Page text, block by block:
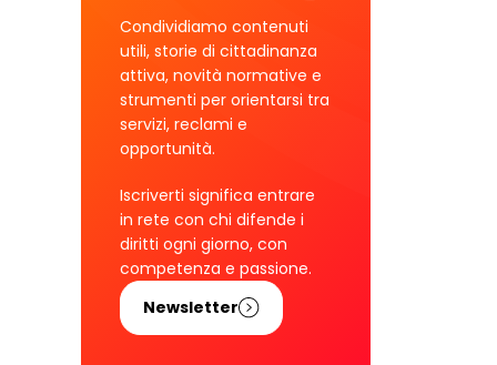
Condividiamo contenuti
utili, storie di cittadinanza
attiva, novità normative e
strumenti per orientarsi tra
servizi, reclami e
opportunità.
Iscriverti significa entrare
in rete con chi difende i
diritti ogni giorno, con
competenza e passione.
Newsletter